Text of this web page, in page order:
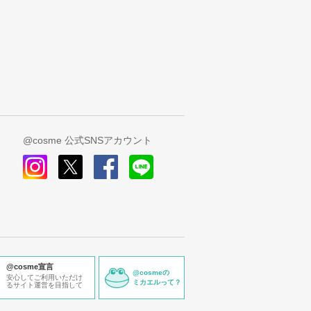
@cosme 公式SNSアカウント
@cosme宣言
安心してご利用いただけ
るサイト運営を目指して
@cosmeの
ミカエルって？